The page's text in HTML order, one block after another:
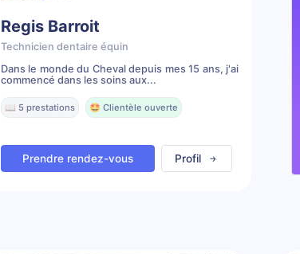
Regis Barroit
Technicien dentaire équin
Dans le monde du Cheval depuis mes 15 ans, j'ai
commencé dans les soins aux...
📖 5 prestations 🤩 Clientèle ouverte
Prendre rendez-vous Profil